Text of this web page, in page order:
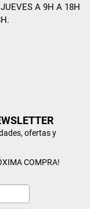
A 9H A 18H
ofertas y
COMPRA!